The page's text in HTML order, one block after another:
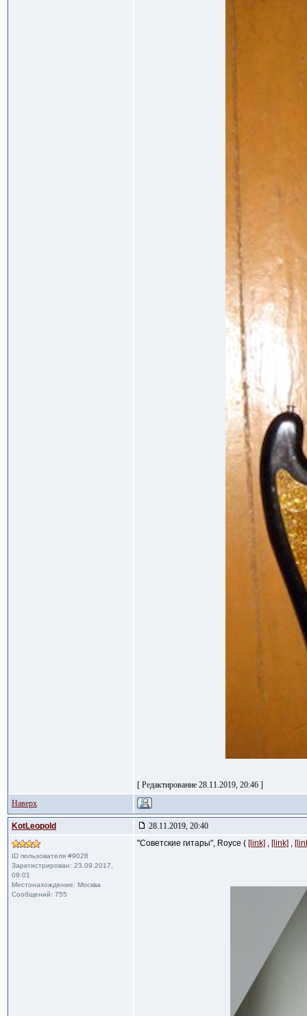
[ Редактирование 28.11.2019, 20:46 ]
Наверх
KotLeopold 28.11.2019, 20:40
ID пользователя #9028
Зарегистрирован: 23.09.2017,
09:01
Местонахождение: Москва
Сообщений: 755
"Советские гитары", Royce ( [link] , [link] ,